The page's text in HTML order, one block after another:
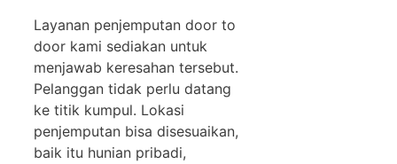
Layanan penjemputan door to
door kami sediakan untuk
menjawab keresahan tersebut.
Pelanggan tidak perlu datang
ke titik kumpul. Lokasi
penjemputan bisa disesuaikan,
baik itu hunian pribadi,